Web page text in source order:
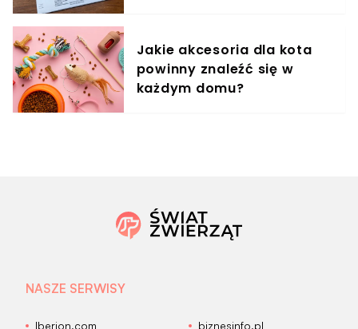
Jakie akcesoria dla kota
powinny znaleźć się w
każdym domu?
NASZE SERWISY
Iberion.com
biznesinfo.pl